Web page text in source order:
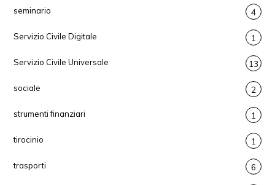
seminario 4
Servizio Civile Digitale 1
Servizio Civile Universale 13
sociale 2
strumenti finanziari 1
tirocinio 1
trasporti 6